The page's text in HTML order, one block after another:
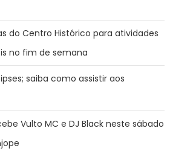
do Centro Histórico para atividades
no fim de semana
saiba como assistir aos
Vulto MC e DJ Black neste sábado